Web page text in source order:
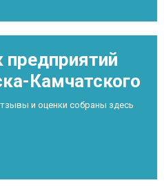
предприятий
Камчатского
и оценки собраны здесь